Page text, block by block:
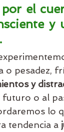
el
y
o pesadez,
y
o al
lo
tendencia a